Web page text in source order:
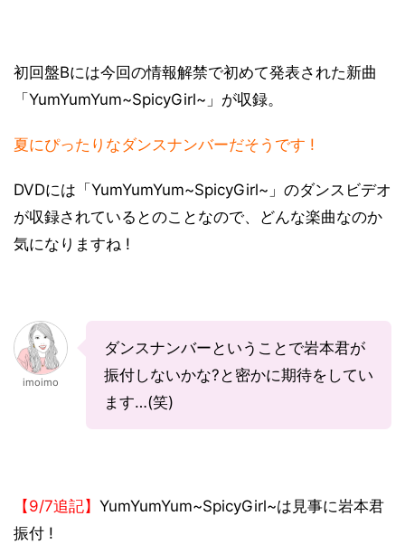
初回盤Bには今回の情報解禁で初めて発表された新曲
「YumYumYum~SpicyGirl~」が収録。
夏にぴったりなダンスナンバーだそうです !
DVDには「YumYumYum~SpicyGirl~」のダンスビデオ
が収録されているとのことなので、どんな楽曲なのか
気になりますね !
imoimo
ダンスナンバーということで岩本君が
振付しないかな?と密かに期待をしてい
ます…(笑)
【9/7追記】 YumYumYum~SpicyGirl~は見事に岩本君
振付 !